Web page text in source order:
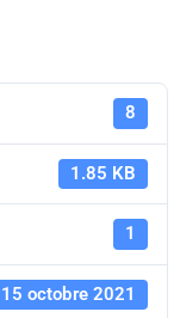
8
1.85 KB
1
15 octobre 2021